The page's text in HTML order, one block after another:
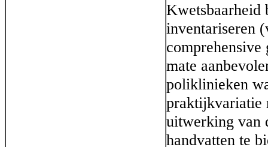
Kwetsbaarheid
inventariseren
comprehensive
mate
poliklinieken
praktijkvariatie
uitwerking van
handvatten te